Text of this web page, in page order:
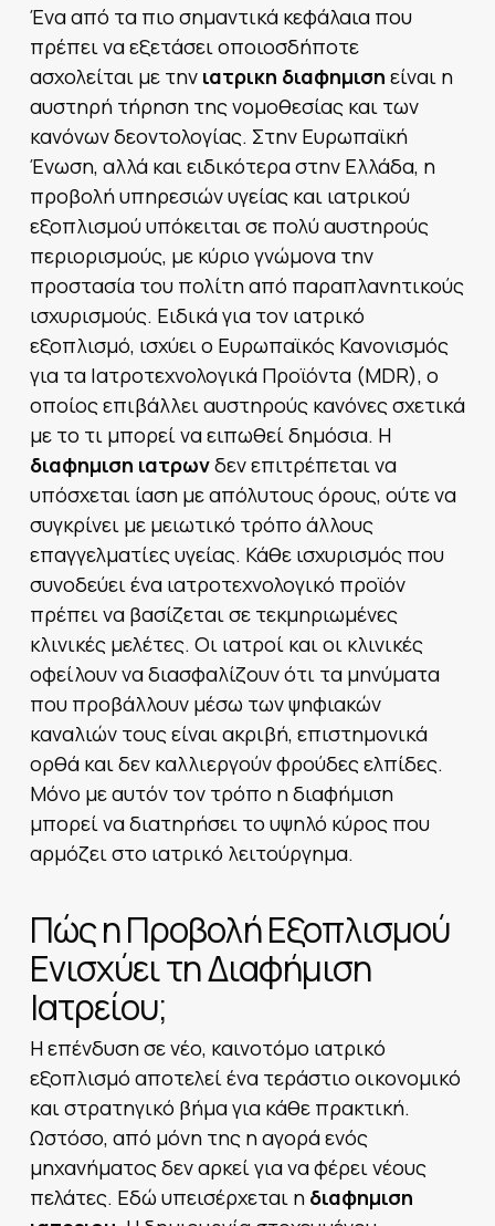
Ένα από τα πιο σημαντικά κεφάλαια που
πρέπει να εξετάσει οποιοσδήποτε
ασχολείται με την ιατρικη διαφημιση είναι η
αυστηρή τήρηση της νομοθεσίας και των
κανόνων δεοντολογίας. Στην Ευρωπαϊκή
Ένωση, αλλά και ειδικότερα στην Ελλάδα, η
προβολή υπηρεσιών υγείας και ιατρικού
εξοπλισμού υπόκειται σε πολύ αυστηρούς
περιορισμούς, με κύριο γνώμονα την
προστασία του πολίτη από παραπλανητικούς
ισχυρισμούς. Ειδικά για τον ιατρικό
εξοπλισμό, ισχύει ο Ευρωπαϊκός Κανονισμός
για τα Ιατροτεχνολογικά Προϊόντα (MDR), ο
οποίος επιβάλλει αυστηρούς κανόνες σχετικά
με το τι μπορεί να ειπωθεί δημόσια. Η
διαφημιση ιατρωνδεν επιτρέπεται να
υπόσχεται ίαση με απόλυτους όρους, ούτε να
συγκρίνει με μειωτικό τρόπο άλλους
επαγγελματίες υγείας. Κάθε ισχυρισμός που
συνοδεύει ένα ιατροτεχνολογικό προϊόν
πρέπει να βασίζεται σε τεκμηριωμένες
κλινικές μελέτες. Οι ιατροί και οι κλινικές
οφείλουν να διασφαλίζουν ότι τα μηνύματα
που προβάλλουν μέσω των ψηφιακών
καναλιών τους είναι ακριβή, επιστημονικά
ορθά και δεν καλλιεργούν φρούδες ελπίδες.
Μόνο με αυτόν τον τρόπο η διαφήμιση
μπορεί να διατηρήσει το υψηλό κύρος που
αρμόζει στο ιατρικό λειτούργημα.
Πώς η Προβολή Εξοπλισμού
Ενισχύει τη Διαφήμιση
Ιατρείου;
Η επένδυση σε νέο, καινοτόμο ιατρικό
εξοπλισμό αποτελεί ένα τεράστιο οικονομικό
και στρατηγικό βήμα για κάθε πρακτική.
Ωστόσο, από μόνη της η αγορά ενός
μηχανήματος δεν αρκεί για να φέρει νέους
πελάτες. Εδώ υπεισέρχεται η διαφημιση